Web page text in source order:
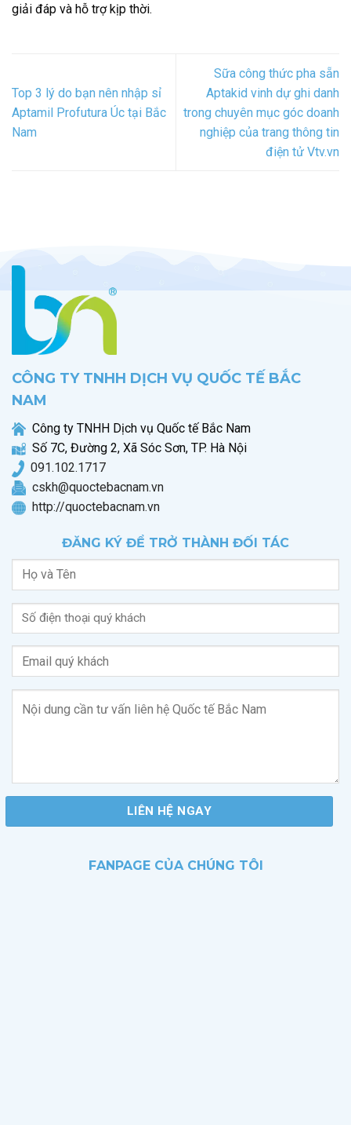
giải đáp và hỗ trợ kịp thời.
Top 3 lý do bạn nên nhập sỉ
Aptamil Profutura Úc tại Bắc
Nam
Sữa công thức pha sẵn
Aptakid vinh dự ghi danh
trong chuyên mục góc doanh
nghiệp của trang thông tin
điện tử Vtv.vn
CÔNG TY TNHH DỊCH VỤ QUỐC TẾ BẮC
NAM
Công ty TNHH Dịch vụ Quốc tế Bắc Nam
Số 7C, Đường 2, Xã Sóc Sơn, TP. Hà Nội
091.102.1717
cskh@quoctebacnam.vn
http://quoctebacnam.vn
ĐĂNG KÝ ĐỂ TRỞ THÀNH ĐỐI TÁC
FANPAGE CỦA CHÚNG TÔI